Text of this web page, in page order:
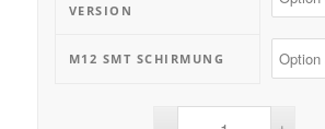
VERSION
M12 SMT SCHIRMUNG